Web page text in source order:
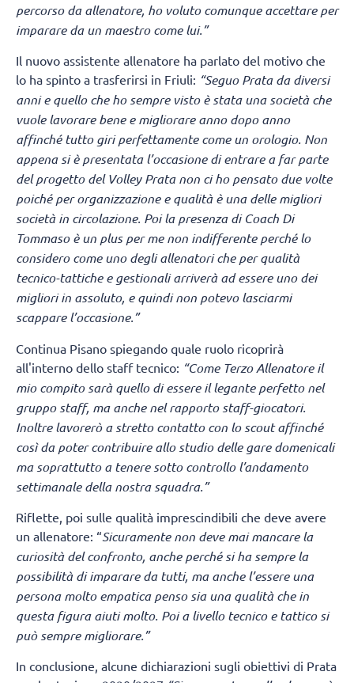
percorso da allenatore, ho voluto comunque accettare per
imparare da un maestro come lui.”
Il nuovo assistente allenatore ha parlato del motivo che
lo ha spinto a trasferirsi in Friuli: “Seguo Prata da diversi
anni e quello che ho sempre visto è stata una società che
vuole lavorare bene e migliorare anno dopo anno
affinché tutto giri perfettamente come un orologio. Non
appena si è presentata l’occasione di entrare a far parte
del progetto del Volley Prata non ci ho pensato due volte
poiché per organizzazione e qualità è una delle migliori
società in circolazione. Poi la presenza di Coach Di
Tommaso è un plus per me non indifferente perché lo
considero come uno degli allenatori che per qualità
tecnico-tattiche e gestionali arriverà ad essere uno dei
migliori in assoluto, e quindi non potevo lasciarmi
scappare l’occasione.”
Continua Pisano spiegando quale ruolo ricoprirà
all'interno dello staff tecnico: “Come Terzo Allenatore il
mio compito sarà quello di essere il legante perfetto nel
gruppo staff, ma anche nel rapporto staff-giocatori.
Inoltre lavorerò a stretto contatto con lo scout affinché
così da poter contribuire allo studio delle gare domenicali
ma soprattutto a tenere sotto controllo l’andamento
settimanale della nostra squadra.”
Riflette, poi sulle qualità imprescindibili che deve avere
un allenatore: “Sicuramente non deve mai mancare la
curiosità del confronto, anche perché si ha sempre la
possibilità di imparare da tutti, ma anche l’essere una
persona molto empatica penso sia una qualità che in
questa figura aiuti molto. Poi a livello tecnico e tattico si
può sempre migliorare.”
In conclusione, alcune dichiarazioni sugli obiettivi di Prata